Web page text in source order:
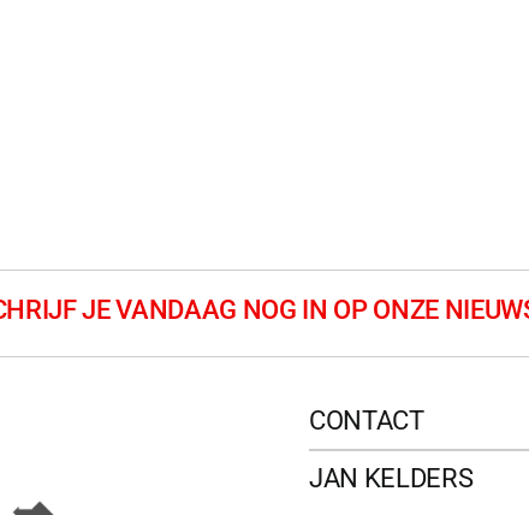
CONTACT
JAN KELDERS